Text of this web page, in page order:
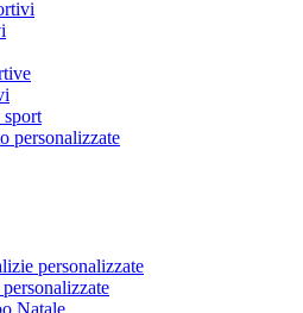
personalizzate
personalizzate
Natale